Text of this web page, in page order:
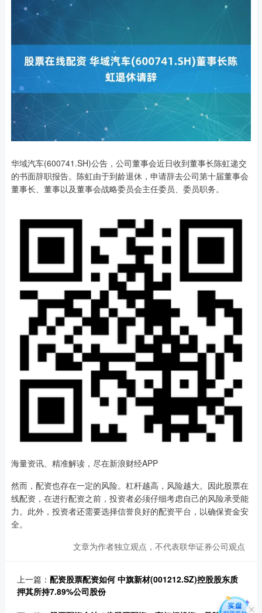
华域汽车(600741.SH)公告，公司董事会近日收到董事长陈虹递交
的书面辞职报告。陈虹由于到龄退休，申请辞去公司第十届董事会
董事长、董事以及董事会战略委员会主任委员、委员职务。
海量资讯、精准解读，尽在新浪财经APP
然而，配资也存在一定的风险。杠杆越高，风险越大。因此股票在
线配资，在进行配资之前，投资者必须仔细考虑自己的风险承受能
力。此外，投资者还需要选择信誉良好的配资平台，以确保资金安
全。
文章为作者独立观点，不代表联华证券公司观点
上一篇： 配资股票配资如何 中旗新材(001212.SZ)控股股东质
押其所持7.89%公司股份